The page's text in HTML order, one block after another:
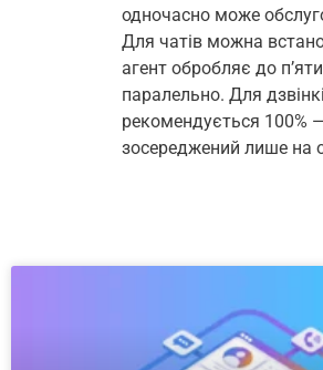
одночасно може
Для чатів можна
агент обробляє до п’яти
паралельно. Для
рекомендується 100%
зосереджений лише на